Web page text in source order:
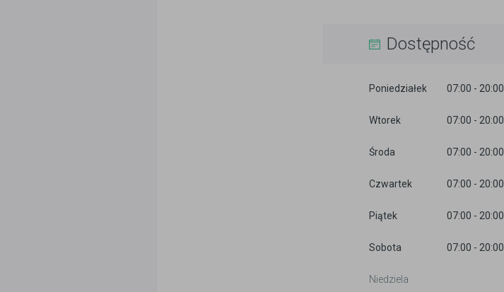
Dostępność
Poniedziałek 07:00 - 20:00
Wtorek 07:00 - 20:00
Środa 07:00 - 20:00
Czwartek 07:00 - 20:00
Piątek 07:00 - 20:00
Sobota 07:00 - 20:00
Niedziela